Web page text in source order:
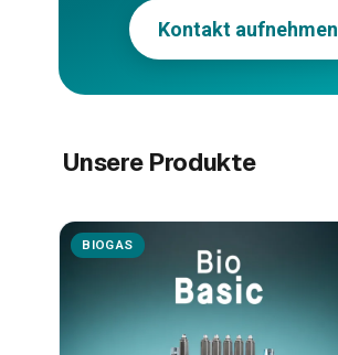
Kontakt aufnehmen
Unsere Produkte
BIOGAS